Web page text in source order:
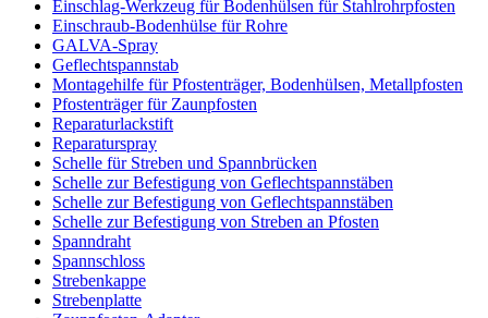
Einschlag-Werkzeug für Bodenhülsen für Stahlrohrpfosten
Einschraub-Bodenhülse für Rohre
GALVA-Spray
Geflechtspannstab
Montagehilfe für Pfostenträger, Bodenhülsen, Metallpfosten
Pfostenträger für Zaunpfosten
Reparaturlackstift
Reparaturspray
Schelle für Streben und Spannbrücken
Schelle zur Befestigung von Geflechtspannstäben
Schelle zur Befestigung von Geflechtspannstäben
Schelle zur Befestigung von Streben an Pfosten
Spanndraht
Spannschloss
Strebenkappe
Strebenplatte